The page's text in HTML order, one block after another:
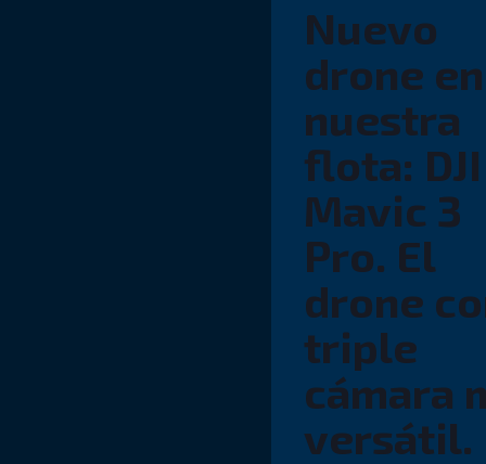
Nuevo
drone en
nuestra
flota: DJI
Mavic 3
Pro. El
drone
triple
cámara
versátil.